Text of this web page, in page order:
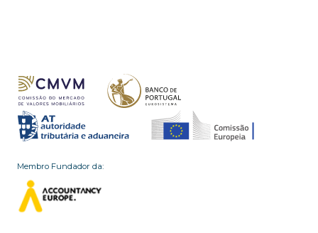
Membro Fundador da: